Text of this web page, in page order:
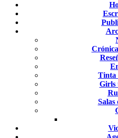
Tinta
Girls
Salas